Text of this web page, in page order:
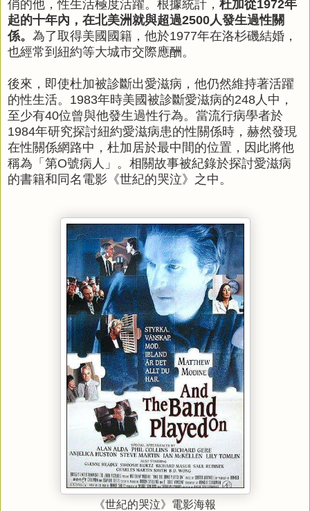
俏的他，性生活極度活躍。根據統計， 杜加從1972年
起的十年內，在北美洲就與超過2500人發生過性關
係。 為了取得美國國籍，他於1977年在洛杉磯結婚，
也經常到紐約等大城市交際應酬。
後來，即使杜加被診斷出愛滋病，他仍然維持著活躍
的性生活。1983年時美國被診斷愛滋病的248人中，
至少有40位曾與他發生過性行為。當流行病學者於
1984年研究探討紐約愛滋病患的性關係時，赫然發現
在性關係網路中，杜加居於最中間的位置，因此將他
稱為「第O號病人」。相關故事被紀錄於探討愛滋病
的書籍和同名電影《世紀的哭泣》之中。
《世紀的哭泣》電影海報